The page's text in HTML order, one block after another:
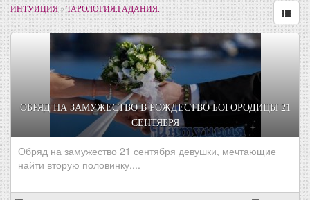
ИНТУИЦИЯ»ТАРОЛОГИЯ.ГАДАНИЯ.
ОБРЯД НА ЗАМУЖЕСТВО В РОЖДЕСТВО БОГОРОДИЦЫ 21
СЕНТЯБРЯ
Обряд на замужество 21 сентября девушки, мечтающие
найти вторую половинку,...